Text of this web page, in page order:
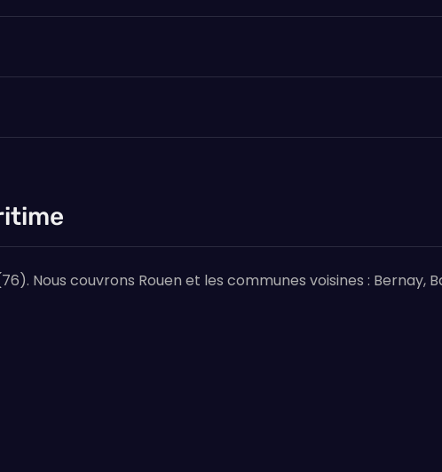
Nous couvrons Rouen et les communes voisines : Bernay,